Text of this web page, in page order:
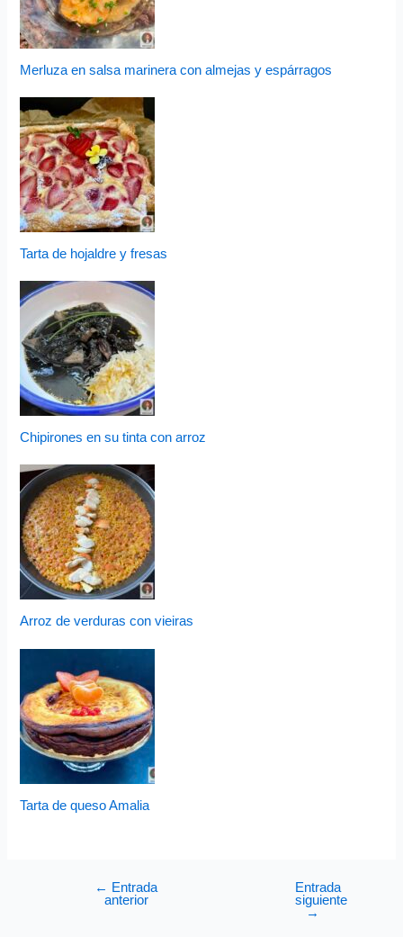
Merluza en salsa marinera con almejas y espárragos
Tarta de hojaldre y fresas
Chipirones en su tinta con arroz
Arroz de verduras con vieiras
Tarta de queso Amalia
← Entrada
anterior
Entrada
siguiente
→